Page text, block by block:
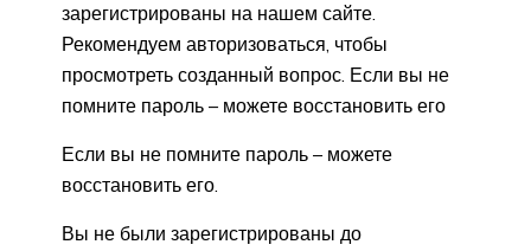
зарегистрированы на нашем сайте.
Рекомендуем авторизоваться, чтобы
просмотреть созданный вопрос. Если вы не
помните пароль – можете восстановить его
Если вы не помните пароль – можете
восстановить его.
Вы не были зарегистрированы до